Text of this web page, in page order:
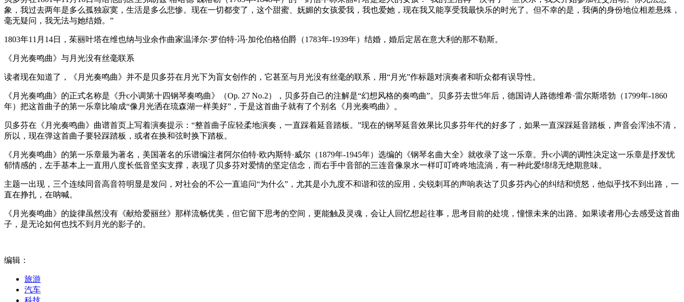
象，我过去两年是多么孤独寂寞，生活是多么悲惨。现在一切都变了，这个甜蜜、妩媚的女孩爱我，我也爱她，现在我又能享受我最快乐的时光了。但不幸的是，我俩的身份地位相差悬殊，
毫无疑问，我无法与她结婚。”
1803年11月14日，茱丽叶塔在维也纳与业余作曲家温泽尔·罗伯特·冯·加伦伯格伯爵（1783年-1939年）结婚，婚后定居在意大利的那不勒斯。
《月光奏鸣曲》与月光没有丝毫联系
读者现在知道了，《月光奏鸣曲》并不是贝多芬在月光下为盲女创作的，它甚至与月光没有丝毫的联系，用“月光”作标题对演奏者和听众都有误导性。
《月光奏鸣曲》的正式名称是《升c小调第十四钢琴奏鸣曲》（Op. 27 No.2），贝多芬自己的注解是“幻想风格的奏鸣曲”。贝多芬去世5年后，德国诗人路德维希·雷尔斯塔勃（1799年-1860
年）把这首曲子的第一乐章比喻成“像月光洒在琉森湖一样美好”，于是这首曲子就有了个别名《月光奏鸣曲》。
贝多芬在《月光奏鸣曲》曲谱首页上写着演奏提示：“整首曲子应轻柔地演奏，一直踩着延音踏板。”现在的钢琴延音效果比贝多芬年代的好多了，如果一直深踩延音踏板，声音会浑浊不清，
所以，现在弹这首曲子要轻踩踏板，或者在换和弦时换下踏板。
《月光奏鸣曲》的第一乐章最为著名，美国著名的乐谱编注者阿尔伯特·欧内斯特·威尔（1879年-1945年）选编的《钢琴名曲大全》就收录了这一乐章。升c小调的调性决定这一乐章是抒发忧
郁情感的，左手基本上一直用八度长低音坚实支撑，表现了贝多芬对爱情的坚定信念，而右手中音部的三连音像泉水一样叮叮咚咚地流淌，有一种此爱绵绵无绝期意味。
主题一出现，三个连续同音高音符明显是发问，对社会的不公一直追问“为什么”，尤其是小九度不和谐和弦的应用，尖锐刺耳的声响表达了贝多芬内心的纠结和愤怒，他似乎找不到出路，一
直在挣扎，在呐喊。
《月光奏鸣曲》的旋律虽然没有《献给爱丽丝》那样流畅优美，但它留下思考的空间，更能触及灵魂，会让人回忆想起往事，思考目前的处境，憧憬未来的出路。如果读者用心去感受这首曲
子，是无论如何也找不到月光的影子的。
编辑：
旅游
汽车
科技